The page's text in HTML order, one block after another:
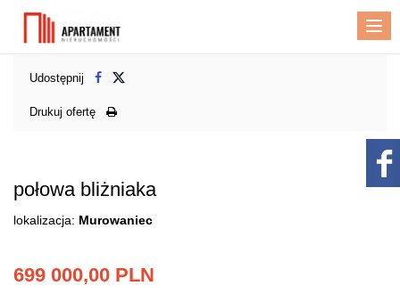
Udostępnij
Drukuj ofertę
połowa bliżniaka
lokalizacja: Murowaniec
699 000,00 PLN